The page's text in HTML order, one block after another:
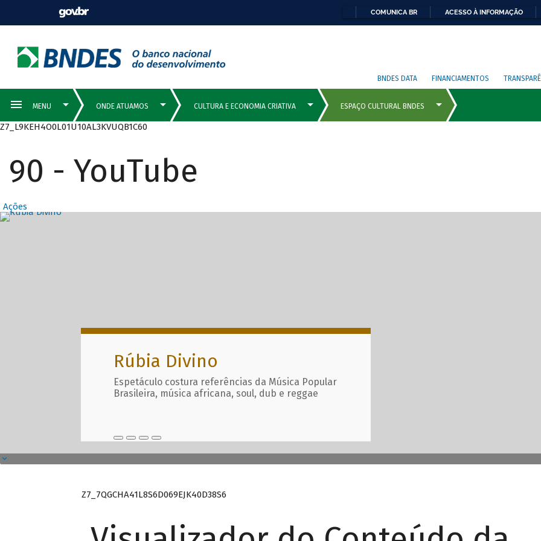
COMUNICA BR ACESSO À INFORMAÇÃO
BNDES DATA FINANCIAMENTOS
Z7_L9KEH4O0L01U10AL3KVUQB1C60
90 - YouTube
Ações
Destaques Principais com
Rúbia Divino
Espetáculo costura referências da Música Popular
Brasileira, música africana, soul, dub e reggae
Z7_7QGCHA41L8S6D069EJK40D38S6